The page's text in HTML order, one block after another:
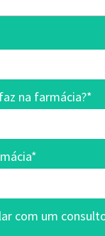
na farmácia?*
com um